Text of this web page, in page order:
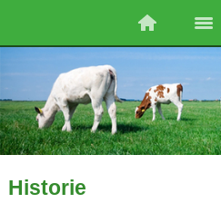
Historie